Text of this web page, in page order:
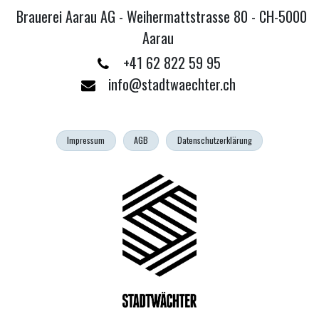
Brauerei Aarau AG - Weihermattstrasse 80 - CH-5000
Aarau
+41 62 822 59 95
info@stadtwaechter.ch
Impressum AGB Datenschutzerklärung